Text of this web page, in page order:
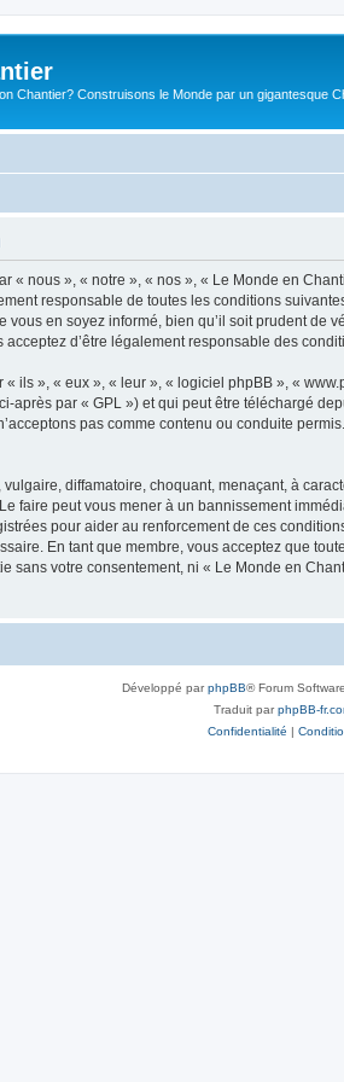
Chantier? Construisons le Monde par un gigantesque
« nous », « notre », « nos », « Le Monde en
responsable de toutes les conditions
en soyez informé, bien qu’il soit prudent
d’être légalement responsable des
ils », « eux », « leur », « logiciel phpBB », «
après par « GPL ») et qui peut être téléchargé
pas comme contenu ou conduite
diffamatoire, choquant, menaçant, à
faire peut vous mener à un bannissement
pour aider au renforcement de ces
En tant que membre, vous acceptez que
sans votre consentement, ni « Le Monde en
Développé parphpBB® Forum
Traduit parphpBB-
Confidentialité |